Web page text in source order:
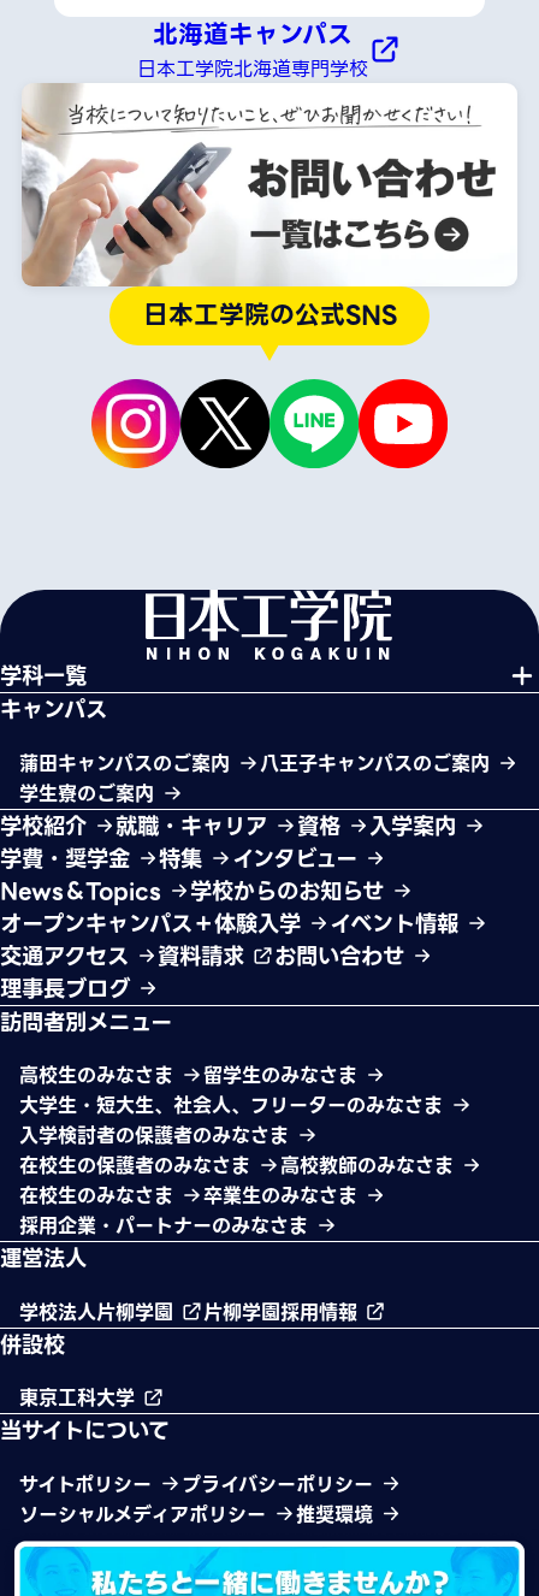
北海道キャンパス
日本工学院北海道専門学校
日本工学院の公式SNS
学科一覧
キャンパス
蒲田キャンパスのご案内
八王子キャンパスのご案内
学生寮のご案内
学校紹介 就職・キャリア 資格
入学案内
学費・奨学金
特集
インタビュー
News＆Topics
学校からのお知らせ
オープンキャンパス＋体験入学
イベント情報
交通アクセス
資料請求
お問い合わせ
理事長ブログ
訪問者別メニュー
高校生のみなさま
留学生のみなさま
大学生・短大生、社会人、フリーターのみなさま
入学検討者の保護者のみなさま
在校生の保護者のみなさま
高校教師のみなさま
在校生のみなさま
卒業生のみなさま
採用企業・パートナーのみなさま
運営法人
学校法人片柳学園 片柳学園採用情報
併設校
東京工科大学
当サイトについて
サイトポリシー
プライバシーポリシー
ソーシャルメディアポリシー
推奨環境